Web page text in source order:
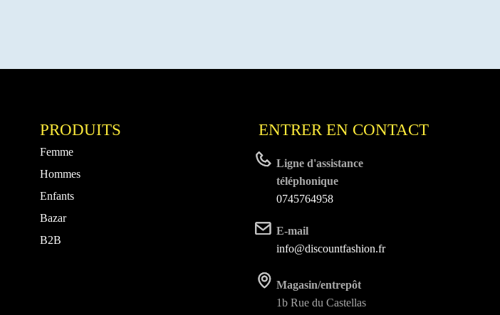
PRODUITS
Femme
Hommes
Enfants
Bazar
B2B
ENTRER EN CONTACT
Ligne d'assistance
téléphonique
0745764958
E-mail
info@discountfashion.fr
Magasin/entrepôt
1b Rue du Castellas